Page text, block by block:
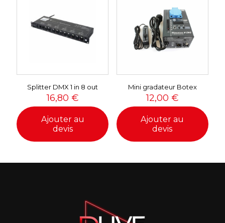
Splitter DMX 1 in 8 out
16,80 €
Ajouter au
devis
Mini gradateur Botex
12,00 €
Ajouter au
devis